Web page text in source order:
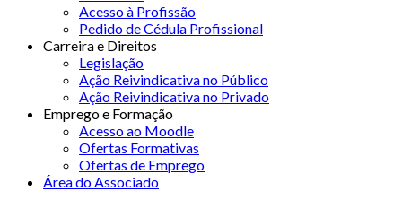
Acesso à Profissão
Pedido de Cédula Profissional
Carreira e Direitos
Legislação
Ação Reivindicativa no Público
Ação Reivindicativa no Privado
Emprego e Formação
Acesso ao Moodle
Ofertas Formativas
Ofertas de Emprego
Área do Associado